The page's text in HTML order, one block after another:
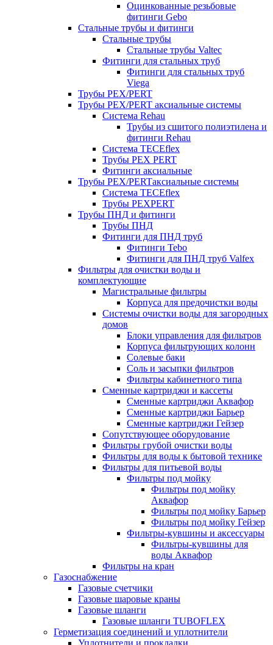
Оцинкованные резьбовые
фитинги Gebo
Стальные трубы и фитинги
Стальные трубы
Стальные трубы Valtec
Фитинги для стальных труб
Фитинги для стальных труб
Viega
Трубы PEX/PERT
Трубы PEX/PERT аксиальные системы
Система Rehau
Трубы из сшитого полиэтилена и
фитинги Rehau
Система TECEflex
Трубы PEX PERT
Фитинги аксиальные
Трубы PEX/PERTаксиальные системы
Система TECEflex
Трубы PEXPERT
Трубы ПНД и фитинги
Трубы ПНД
Фитинги для ПНД труб
Фитинги Tebo
Фитинги для ПНД труб Valfex
Фильтры для очистки воды и
комплектующие
Магистральные фильтры
Корпуса для предочистки воды
Системы очистки воды для загородных
домов
Блоки управления для фильтров
Корпуса фильтрующих колонн
Солевые баки
Соль и засыпки фильтров
Фильтры кабинетного типа
Сменные картриджи и кассеты
Сменные картриджи Аквафор
Сменные картриджи Барьер
Сменные картриджи Гейзер
Сопутствующее оборудование
Фильтры грубой очистки воды
Фильтры для воды к бытовой технике
Фильтры для питьевой воды
Фильтры под мойку
Фильтры под мойку
Аквафор
Фильтры под мойку Барьер
Фильтры под мойку Гейзер
Фильтры-кувшины и аксессуары
Фильтры-кувшины для
воды Аквафор
Фильтры на кран
Газоснабжение
Газовые счетчики
Газовые шаровые краны
Газовые шланги
Газовые шланги TUBOFLEX
Герметизация соединений и уплотнители